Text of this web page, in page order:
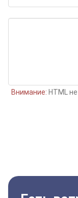
Внимание: HTML